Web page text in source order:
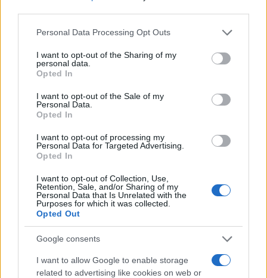
Please note that this website/app uses one or more Google
not limited to your visit or usage behaviour. You may click to
grant or deny consent to Google and its third-party tags to
use your data for below specified purposes in below Google
consent section.
Personal Data Processing Opt Outs
I want to opt-out of the Sharing of my
personal data.
Opted In
I want to opt-out of the Sale of my
Personal Data.
Opted In
I want to opt-out of processing my
Personal Data for Targeted Advertising.
Opted In
I want to opt-out of Collection, Use,
Retention, Sale, and/or Sharing of my
Personal Data that Is Unrelated with the
Purposes for which it was collected.
Opted Out
Google consents
I want to allow Google to enable storage
related to advertising like cookies on web or
NECROLOGIE
Mario Malu
Paolo Pinna
Martina Agostina Diturco
I nostri cari